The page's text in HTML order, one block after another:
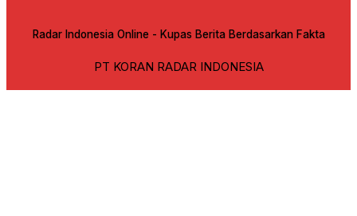
Radar Indonesia Online - Kupas Berita Berdasarkan Fakta
PT KORAN RADAR INDONESIA